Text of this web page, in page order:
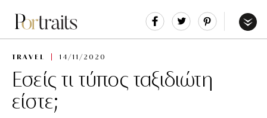
Share Tweet
TRAVEL 14/11/2020
Εσείς τι τύπος ταξιδιώτη
είστε;